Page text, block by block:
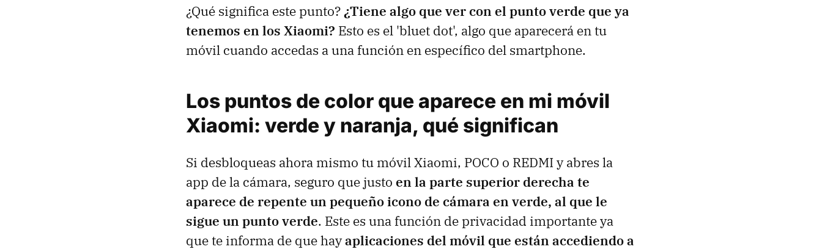
¿Qué significa este punto?¿Tiene algo que ver con el punto verde que ya
tenemos en los Xiaomi? Esto es el 'bluet dot', algo que aparecerá en tu
móvil cuando accedas a una función en específico del smartphone.
Los puntos de color que aparece en mi móvil
Xiaomi: verde y naranja, qué significan
Si desbloqueas ahora mismo tu móvil Xiaomi, POCO o REDMI y abres la
app de la cámara, seguro que justo en la parte superior derecha te
aparece de repente un pequeño icono de cámara en verde, al que le
sigue un punto verde. Este es una función de privacidad importante ya
que te informa de que hayaplicaciones del móvil que están accediendo a